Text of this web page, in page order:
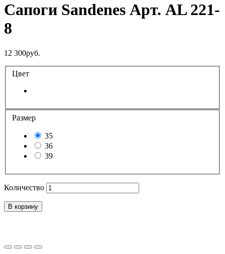
Сапоги Sandenes Арт. AL 221-
8
12 300руб.
Цвет
Размер
35
36
39
Количество
В корзину